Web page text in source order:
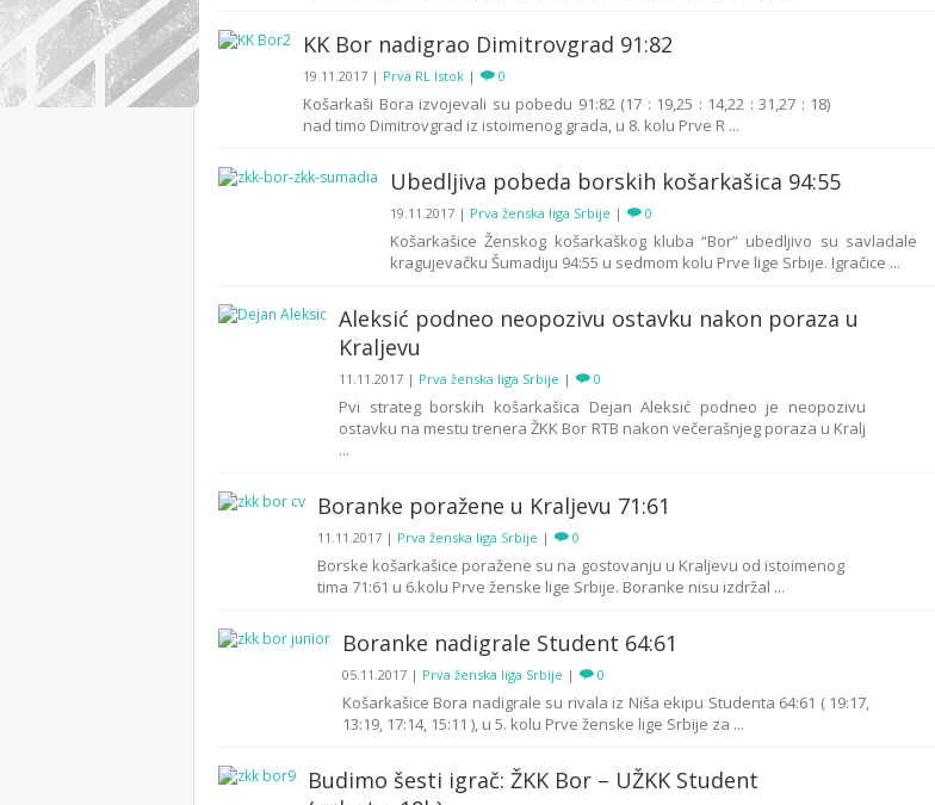
KK Bor nadigrao Dimitrovgrad 91:82
19.11.2017 | Prva RL Istok | 0
Košarkaši Bora izvojevali su pobedu 91:82 (17 : 19,25 : 14,22 : 31,27 : 18)
nad timo Dimitrovgrad iz istoimenog grada, u 8. kolu Prve R ...
Ubedljiva pobeda borskih košarkašica 94:55
19.11.2017 | Prva ženska liga Srbije | 0
Košarkašice Ženskog košarkaškog kluba “Bor” ubedljivo su savladale
kragujevačku Šumadiju 94:55 u sedmom kolu Prve lige Srbije. Igračice ...
Aleksić podneo neopozivu ostavku nakon poraza u
Kraljevu
11.11.2017 | Prva ženska liga Srbije | 0
Pvi strateg borskih košarkašica Dejan Aleksić podneo je neopozivu
ostavku na mestu trenera ŽKK Bor RTB nakon večerašnjeg poraza u Kralj
...
Boranke poražene u Kraljevu 71:61
11.11.2017 | Prva ženska liga Srbije | 0
Borske košarkašice poražene su na gostovanju u Kraljevu od istoimenog
tima 71:61 u 6.kolu Prve ženske lige Srbije. Boranke nisu izdržal ...
Boranke nadigrale Student 64:61
05.11.2017 | Prva ženska liga Srbije | 0
Košarkašice Bora nadigrale su rivala iz Niša ekipu Studenta 64:61 ( 19:17,
13:19, 17:14, 15:11 ), u 5. kolu Prve ženske lige Srbije za ...
Budimo šesti igrač: ŽKK Bor – UŽKK Student